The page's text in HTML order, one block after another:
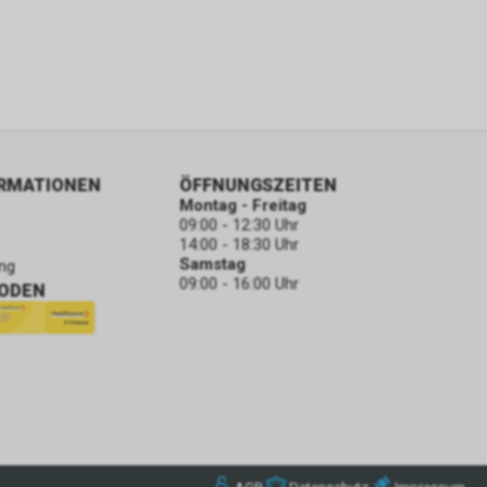
ÖFFNUNGSZEITEN
Montag - Freitag
09:00 - 12:30 Uhr
14:00 - 18:30 Uhr
Samstag
09:00 - 16:00 Uhr